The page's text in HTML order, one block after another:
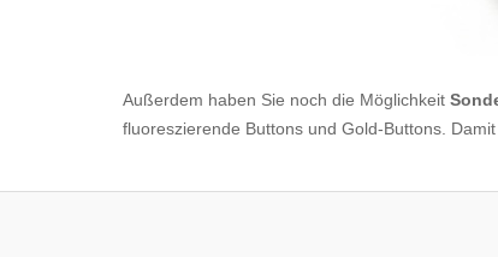
Außerdem haben Sie noch die Möglichkeit
fluoreszierende Buttons und Gold-Buttons.